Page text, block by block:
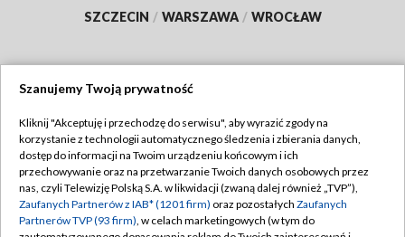
SZCZECIN / WARSZAWA / WROCŁAW
TVP
Abonament TVP
Emisja w TVP
Centrum informacji TVP
Regulamin TVP
Polityka prywatności
Szanujemy Twoją prywatność
Kliknij "Akceptuję i przechodzę do serwisu", aby wyrazić zgody na
korzystanie z technologii automatycznego śledzenia i zbierania danych,
dostęp do informacji na Twoim urządzeniu końcowym i ich
przechowywanie oraz na przetwarzanie Twoich danych osobowych przez
nas, czyli Telewizję Polską S.A. w likwidacji (zwaną dalej również „TVP”),
Zaufanych Partnerów z IAB* (1201 firm) oraz pozostałych Zaufanych
Partnerów TVP (93 firm), w celach marketingowych (w tym do